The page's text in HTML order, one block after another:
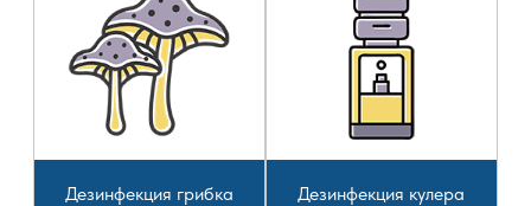
Дезинфекция грибка Дезинфекция кулера